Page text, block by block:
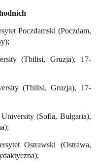
Poczdamski (Poczdam,
(Tbilisi, Gruzja), 17-
(Tbilisi, Gruzja), 17-
(Sofia, Bułgaria),
Ostrawski (Ostrawa,